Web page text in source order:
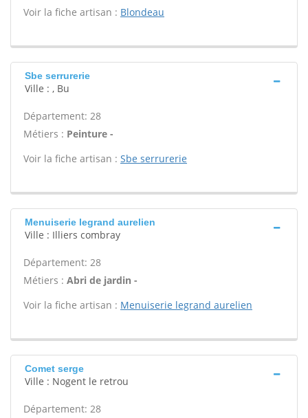
Voir la fiche artisan : Blondeau
Sbe serrurerie
Ville : , Bu
Département: 28
Métiers : Peinture -
Voir la fiche artisan : Sbe serrurerie
Menuiserie legrand aurelien
Ville : Illiers combray
Département: 28
Métiers : Abri de jardin -
Voir la fiche artisan : Menuiserie legrand aurelien
Comet serge
Ville : Nogent le retrou
Département: 28